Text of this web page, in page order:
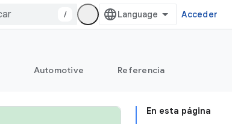
/ Acceder
Automotive Referencia
En esta página